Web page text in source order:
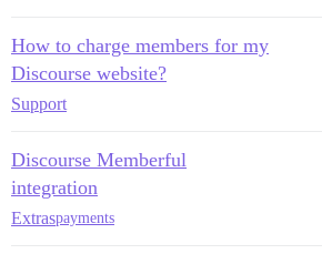
How to charge members for my
Discourse website?
Support
Discourse Memberful
integration
Extraspayments